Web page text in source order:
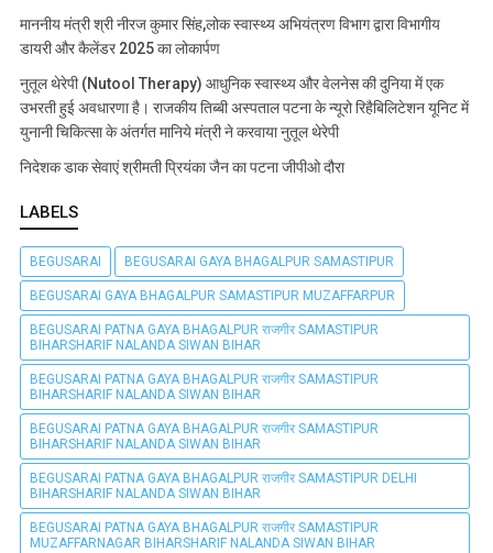
माननीय मंत्री श्री नीरज कुमार सिंह,लोक स्वास्थ्य अभियंत्रण विभाग द्वारा विभागीय
डायरी और कैलेंडर 2025 का लोकार्पण
नुतूल थेरेपी (Nutool Therapy) आधुनिक स्वास्थ्य और वेलनेस की दुनिया में एक
उभरती हुई अवधारणा है। राजकीय तिब्बी अस्पताल पटना के न्यूरो रिहैबिलिटेशन यूनिट में
युनानी चिकित्सा के अंतर्गत मानिये मंत्री ने करवाया नुतूल थेरेपी
निदेशक डाक सेवाएं श्रीमती प्रियंका जैन का पटना जीपीओ दौरा
LABELS
BEGUSARAI BEGUSARAI GAYA BHAGALPUR SAMASTIPUR
BEGUSARAI GAYA BHAGALPUR SAMASTIPUR MUZAFFARPUR
BEGUSARAI PATNA GAYA BHAGALPUR राजगीर SAMASTIPUR
BIHARSHARIF NALANDA SIWAN BIHAR
BEGUSARAI PATNA GAYA BHAGALPUR राजगीर SAMASTIPUR
BIHARSHARIF NALANDA SIWAN BIHAR
BEGUSARAI PATNA GAYA BHAGALPUR राजगीर SAMASTIPUR
BIHARSHARIF NALANDA SIWAN BIHAR
BEGUSARAI PATNA GAYA BHAGALPUR राजगीर SAMASTIPUR DELHI
BIHARSHARIF NALANDA SIWAN BIHAR
BEGUSARAI PATNA GAYA BHAGALPUR राजगीर SAMASTIPUR
MUZAFFARNAGAR BIHARSHARIF NALANDA SIWAN BIHAR